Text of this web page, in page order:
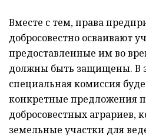
Вместе с тем, права
добросовестно осваивают
предоставленные им во
должны быть защищены. В
специальная комиссия
конкретные предложения
добросовестных аграриев,
земельные участки для